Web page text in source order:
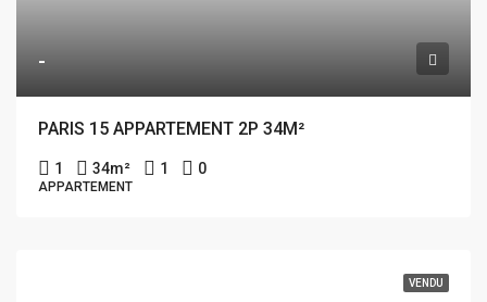
-
PARIS 15 APPARTEMENT 2P 34M²
1 34m² 1 0
APPARTEMENT
VENDU